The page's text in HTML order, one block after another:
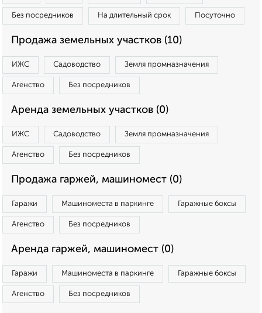
Без посредников На длительный срок Посуточно
Продажа земельных участков (10)
ИЖС Садоводство Земля промназначения
Агенство Без посредников
Аренда земельных участков (0)
ИЖС Садоводство Земля промназначения
Агенство Без посредников
Продажа гаржей, машиномест (0)
Гаражи Машиноместа в паркинге Гаражные боксы
Агенство Без посредников
Аренда гаржей, машиномест (0)
Гаражи Машиноместа в паркинге Гаражные боксы
Агенство Без посредников